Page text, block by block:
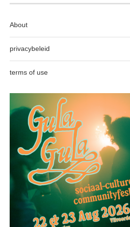
About
privacybeleid
terms of use